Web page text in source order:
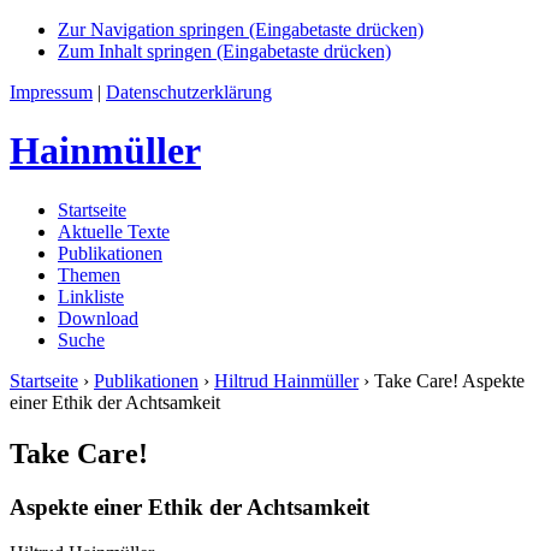
Zur Navigation springen (Eingabetaste drücken)
Zum Inhalt springen (Eingabetaste drücken)
Impressum | Datenschutzerklärung
Hainmüller
Startseite
Aktuelle Texte
Publikationen
Themen
Linkliste
Download
Suche
Startseite › Publikationen › Hiltrud Hainmüller› Take Care! Aspekte
einer Ethik der Achtsamkeit
Take Care!
Aspekte einer Ethik der Achtsamkeit